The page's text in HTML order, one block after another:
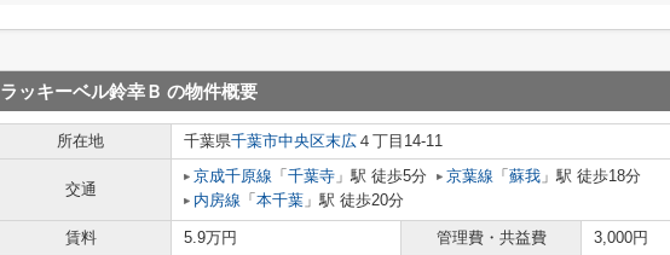
ラッキーベル鈴幸Ｂ の物件概要
所在地 千葉県千葉市中央区末広 ４丁目14-11
交通
京成千原線 「 千葉寺 」駅 徒歩5分 京葉線 「 蘇我 」駅 徒歩18分
内房線 「 本千葉 」駅 徒歩20分
賃料 5.9万円 管理費・共益費
3,000円